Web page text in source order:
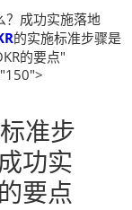
？成功实施落地
的实施标准步骤是
的要点"
准步
功实
要点